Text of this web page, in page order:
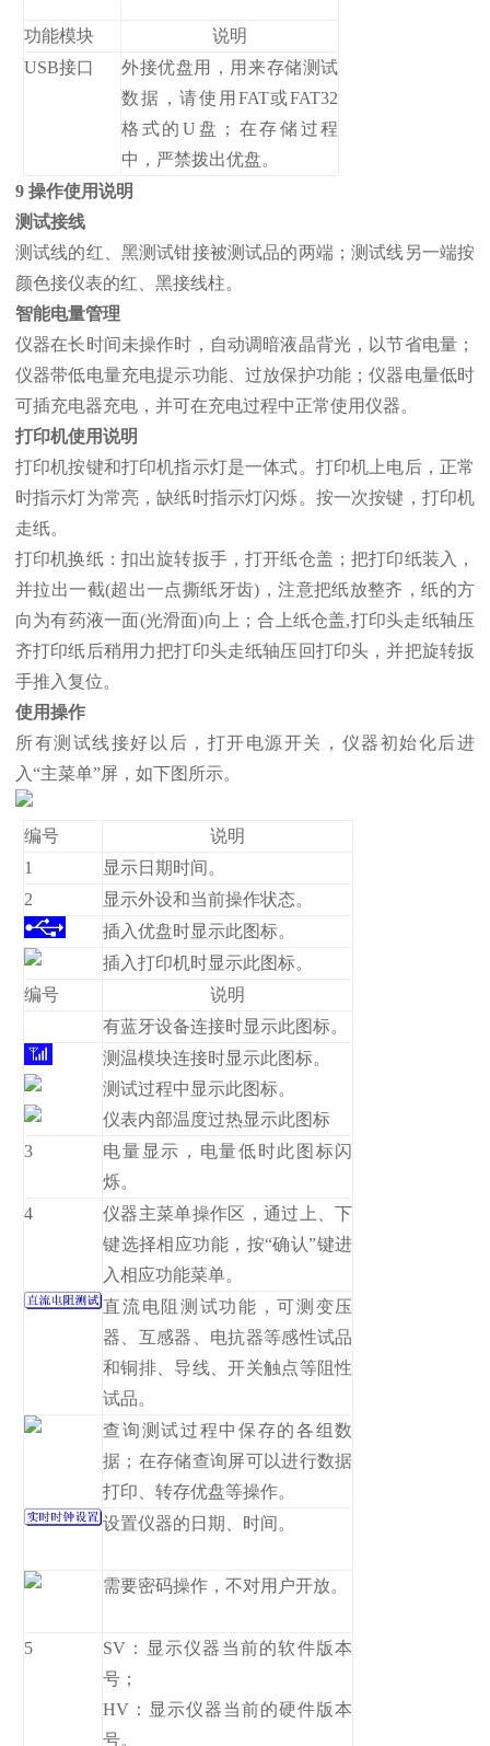
功能模块
说明
USB接口
外接优盘用，用来存储测试
数据，请使用FAT或FAT32
格式的U盘；在存储过程
中，严禁拨出优盘。
9 操作使用说明
测试接线
测试线的红、黑测试钳接被测试品的两端；测试线另一端按
颜色接仪表的红、黑接线柱。
智能电量管理
仪器在长时间未操作时，自动调暗液晶背光，以节省电量；
仪器带低电量充电提示功能、过放保护功能；仪器电量低时
可插充电器充电，并可在充电过程中正常使用仪器。
打印机使用说明
打印机按键和打印机指示灯是一体式。打印机上电后，正常
时指示灯为常亮，缺纸时指示灯闪烁。按一次按键，打印机
走纸。
打印机换纸：扣出旋转扳手，打开纸仓盖；把打印纸装入，
并拉出一截(超出一点撕纸牙齿)，注意把纸放整齐，纸的方
向为有药液一面(光滑面)向上；合上纸仓盖,打印头走纸轴压
齐打印纸后稍用力把打印头走纸轴压回打印头，并把旋转扳
手推入复位。
使用操作
所有测试线接好以后，打开电源开关，仪器初始化后进
入“主菜单”屏，如下图所示。
编号
说明
1
显示日期时间。
2
显示外设和当前操作状态。
插入优盘时显示此图标。
插入打印机时显示此图标。
编号
说明
有蓝牙设备连接时显示此图标。
测温模块连接时显示此图标。
测试过程中显示此图标。
仪表内部温度过热显示此图标
3
电量显示，电量低时此图标闪
烁。
4
仪器主菜单操作区，通过上、下
键选择相应功能，按“确认”键进
入相应功能菜单。
直流电阻测试功能，可测变压
器、互感器、电抗器等感性试品
和铜排、导线、开关触点等阻性
试品。
查询测试过程中保存的各组数
据；在存储查询屏可以进行数据
打印、转存优盘等操作。
设置仪器的日期、时间。
需要密码操作，不对用户开放。
5
SV：显示仪器当前的软件版本
号；
HV：显示仪器当前的硬件版本
号。